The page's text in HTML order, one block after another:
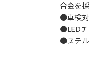
合金を
●車検
●LEDチ
●ステ